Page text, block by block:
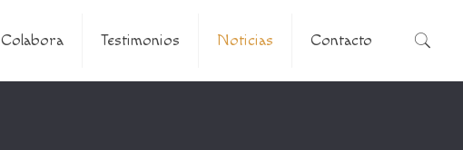
Colabora Testimonios Noticias Contacto